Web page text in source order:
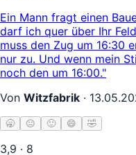
Ein Mann fragt einen
darf ich quer über Ihr
muss den Zug um 16:30
nur zu. Und wenn mein
noch den um 16:00."
Von Witzfabrik ·
🥱 😐 🙂 😄 🤣
3,9 · 8